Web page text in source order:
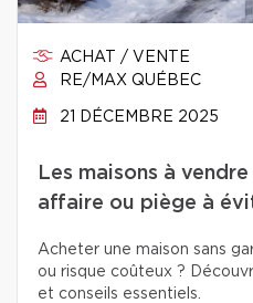
ACHAT / VENTE
RE/MAX QUÉBEC
21 DÉCEMBRE 2025
Les maisons à
affaire ou piège à
Acheter une maison sans
ou risque coûteux ?
et conseils essentiels.